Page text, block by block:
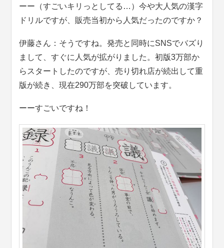
ーー（すごいキリっとしてる…）今や大人気の漢字
ドリルですが、販売当初から人気だったのですか？
伊藤さん：そうですね。発売と同時にSNSでバズり
まして、すぐに人気が拡がりました。初版3万部か
らスタートしたのですが、売り切れ店が続出して重
版が続き、現在290万部を突破しています。
ーーすごいですね！